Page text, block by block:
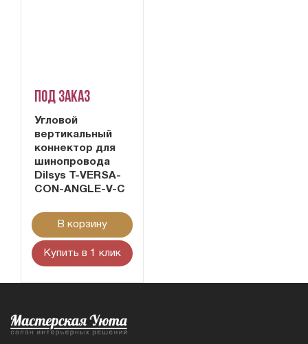
Под заказ
Угловой
вертикальный
коннектор для
шинопровода
Dilsys T-VERSA-
CON-ANGLE-V-C
В корзину
Купить в 1 клик